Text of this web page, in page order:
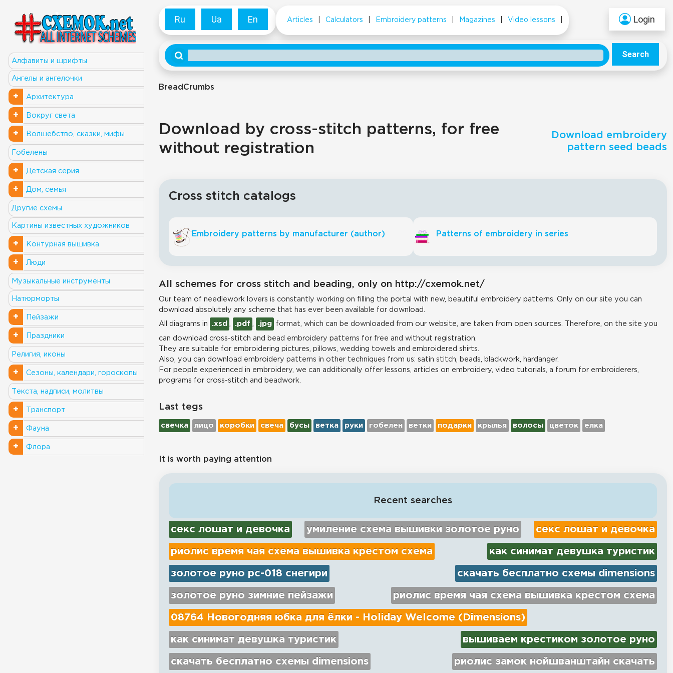
Алфавиты и шрифты
Ангелы и ангелочки
+ Архитектура
+ Вокруг света
+ Волшебство, сказки, мифы
Гобелены
+ Детская серия
+ Дом, семья
Другие схемы
Картины известных художников
+ Контурная вышивка
+ Люди
Музыкальные инструменты
Натюрморты
+ Пейзажи
+ Праздники
Религия, иконы
+ Сезоны, календари, гороскопы
Текста, надписи, молитвы
+ Транспорт
+ Фауна
+ Флора
Ru Ua En Articles Calculators Embroidery patterns Magazines Video lessons Login
Search
BreadCrumbs
Download by cross-stitch patterns, for free
without registration
Download embroidery
pattern seed beads
Cross stitch catalogs
Embroidery patterns by manufacturer (author) Patterns of embroidery in series
All schemes for cross stitch and beading, only on http://cxemok.net/
Our team of needlework lovers is constantly working on filling the portal with new, beautiful embroidery patterns. Only on our site you can
download absolutely any scheme that has ever been available for download.
All diagrams in .xsd .pdf .jpg format, which can be downloaded from our website, are taken from open sources. Therefore, on the site you
can download cross-stitch and bead embroidery patterns for free and without registration.
They are suitable for embroidering pictures, pillows, wedding towels and embroidered shirts.
Also, you can download embroidery patterns in other techniques from us: satin stitch, beads, blackwork, hardanger.
For people experienced in embroidery, we can additionally offer lessons, articles on embroidery, video tutorials, a forum for embroiderers,
programs for cross-stitch and beadwork.
Last tegs
свечка лицо коробки свеча бусы ветка руки гобелен ветки подарки крылья волосы цветок елка
It is worth paying attention
Recent searches
секс лошат и девочка умиление схема вышивки золотое руно секс лошат и девочка
риолис время чая схема вышивка крестом схема как синимат девушка туристик
золотое руно рс-018 снегири скачать бесплатно схемы dimensions
золотое руно зимние пейзажи риолис время чая схема вышивка крестом схема
08764 Новогодняя юбка для ёлки - Holiday Welcome (Dimensions)
как синимат девушка туристик вышиваем крестиком золотое руно
скачать бесплатно схемы dimensions риолис замок нойшванштайн скачать